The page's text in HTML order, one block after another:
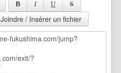
B I U S
Joindre / Insérer un fichier